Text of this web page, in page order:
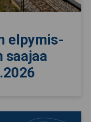
elpymis-
saajaa